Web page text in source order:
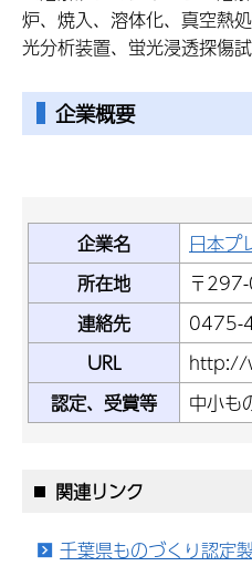
炉、焼入、溶体化、真空熱
光分析装置、蛍光浸透探傷
企業概要
企業名
日本プ
所在地
〒
連絡先
0475-
URL
http://
認定、受賞等
中小も
関連リンク
千葉県ものづくり認定